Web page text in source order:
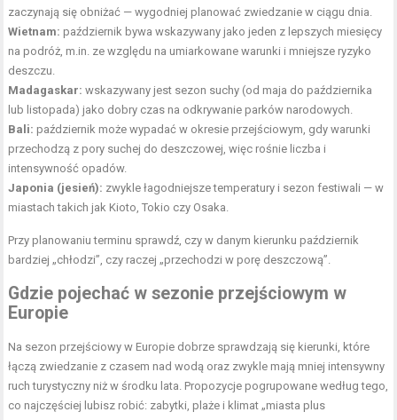
zaczynają się obniżać — wygodniej planować zwiedzanie w ciągu dnia.
Wietnam: październik bywa wskazywany jako jeden z lepszych miesięcy
na podróż, m.in. ze względu na umiarkowane warunki i mniejsze ryzyko
deszczu.
Madagaskar: wskazywany jest sezon suchy (od maja do października
lub listopada) jako dobry czas na odkrywanie parków narodowych.
Bali: październik może wypadać w okresie przejściowym, gdy warunki
przechodzą z pory suchej do deszczowej, więc rośnie liczba i
intensywność opadów.
Japonia (jesień): zwykle łagodniejsze temperatury i sezon festiwali — w
miastach takich jak Kioto, Tokio czy Osaka.
Przy planowaniu terminu sprawdź, czy w danym kierunku październik
bardziej „chłodzi”, czy raczej „przechodzi w porę deszczową”.
Gdzie pojechać w sezonie przejściowym w
Europie
Na sezon przejściowy w Europie dobrze sprawdzają się kierunki, które
łączą zwiedzanie z czasem nad wodą oraz zwykle mają mniej intensywny
ruch turystyczny niż w środku lata. Propozycje pogrupowane według tego,
co najczęściej lubisz robić: zabytki, plaże i klimat „miasta plus